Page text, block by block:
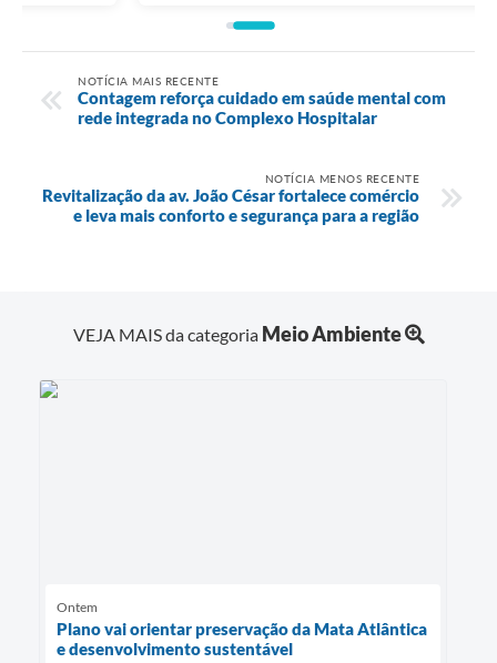
NOTÍCIA MAIS RECENTE
Contagem reforça cuidado em saúde mental com
rede integrada no Complexo Hospitalar
NOTÍCIA MENOS RECENTE
Revitalização da av. João César fortalece comércio
e leva mais conforto e segurança para a região
VEJA MAIS da categoria Meio Ambiente
Ontem
Plano vai orientar preservação da Mata Atlântica
e desenvolvimento sustentável